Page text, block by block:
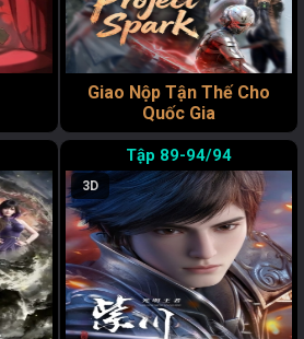
Giao Nộp Tận Thế Cho
Quốc Gia
89-94/94
3D